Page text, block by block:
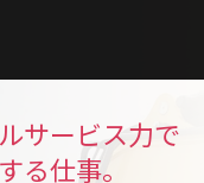
サービス力で
る仕事。